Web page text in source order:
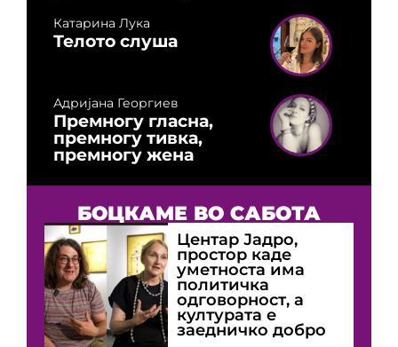
Катарина Лука
Телото слуша
Адријана Георгиев
Премногу гласна,
премногу тивка,
премногу жена
БОЦКАМЕ ВО САБОТА
Центар Јадро,
простор каде
уметноста има
политичка
одговорност, а
културата е
заедничко добро